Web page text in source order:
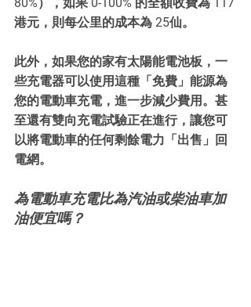
港元，則每公里的成本為 25仙。
此外，如果您的家有太陽能電池板，一
些充電器可以使用這種「免費」能源為
您的電動車充電，進一步減少費用。甚
至還有雙向充電試驗正在進行，讓您可
以將電動車的任何剩餘電力「出售」回
電網。
為電動車充電比為汽油或柴油車加
油便宜嗎？